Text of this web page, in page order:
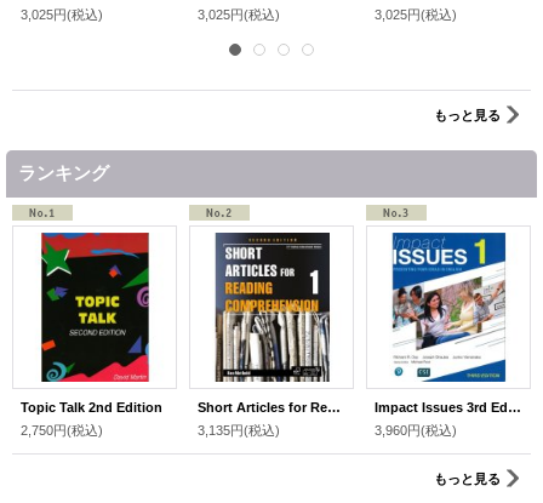
3,025円(税込)
3,025円(税込)
3,025円(税込)
もっと見る
ランキング
Topic Talk 2nd Edition
2,750円(税込)
Short Articles for Reading Comprehension 1 Student Book 2nd edition
3,135円(税込)
Impact Issues 3rd Edition Level 1 Student Book w/Online Code
3,960円(税込)
もっと見る